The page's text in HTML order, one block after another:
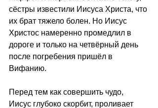
сёстры известили Иисуса Христа, что
их брат тяжело болен. Но Иисус
Христос намеренно промедлил в
дороге и только на четвёрный день
после погребения пришёл в
Вифанию.
Перед тем как совершить чудо,
Иисус глубоко скорбит, проливает